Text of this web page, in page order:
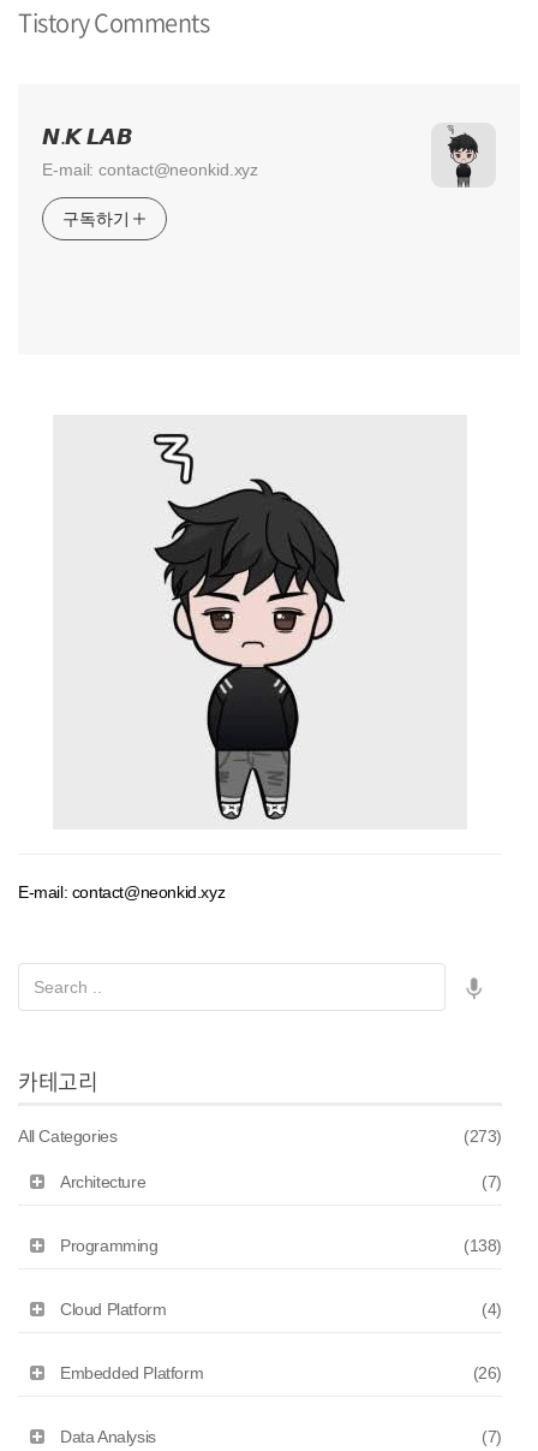
Tistory Comments
𝙉.𝙆 𝙇𝘼𝘽
E-mail: contact@neonkid.xyz
구독하기
E-mail: contact@neonkid.xyz
카테고리
All Categories (273)
Architecture (7)
Programming (138)
Cloud Platform (4)
Embedded Platform (26)
Data Analysis (7)